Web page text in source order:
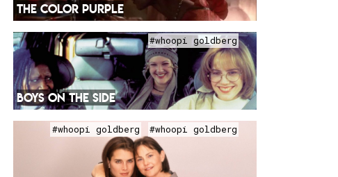
THE COLOR PURPLE
#whoopi goldberg
BOYS ON THE SIDE
#whoopi goldberg #whoopi goldberg